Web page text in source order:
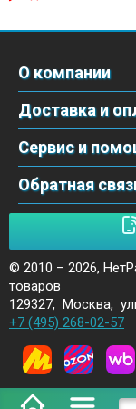
О компании
Доставка и
Сервис и
Обратная
© 2010 – 2026,
товаров
129327, Москва,
+7 (495) 268-02-57